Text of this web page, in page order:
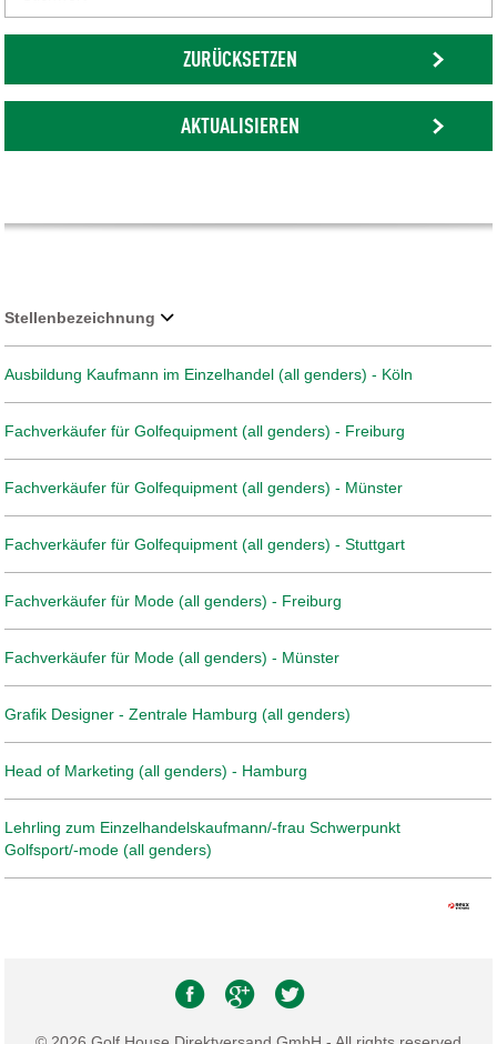
ZURÜCKSETZEN
AKTUALISIEREN
Stellenbezeichnung
Ausbildung Kaufmann im Einzelhandel (all genders) - Köln
Fachverkäufer für Golfequipment (all genders) - Freiburg
Fachverkäufer für Golfequipment (all genders) - Münster
Fachverkäufer für Golfequipment (all genders) - Stuttgart
Fachverkäufer für Mode (all genders) - Freiburg
Fachverkäufer für Mode (all genders) - Münster
Grafik Designer - Zentrale Hamburg (all genders)
Head of Marketing (all genders) - Hamburg
Lehrling zum Einzelhandelskaufmann/-frau Schwerpunkt
Golfsport/-mode (all genders)